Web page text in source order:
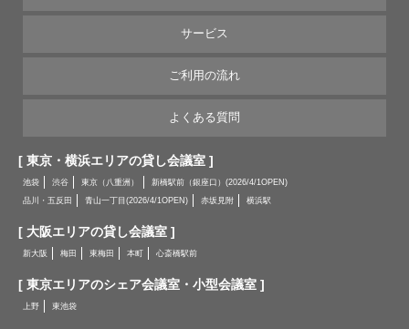
サービス
ご利用の流れ
よくある質問
[ 東京・横浜エリアの貸し会議室 ]
池袋 渋谷 東京（八重洲）
新橋駅前（銀座口）(2026/4/1OPEN)
品川・五反田
青山一丁目(2026/4/1OPEN) 赤坂見附 横浜駅
[ 大阪エリアの貸し会議室 ]
新大阪 梅田 東梅田 本町 心斎橋駅前
[ 東京エリアのシェア会議室・小型会議室 ]
上野 東池袋